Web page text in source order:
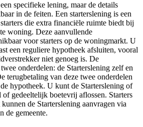
specifieke lening, maar de details
in de feiten. Een starterslening is een
die extra financiële ruimte biedt bij
woning. Deze aanvullende
voor starters op de woningmarkt. U
een reguliere hypotheek afsluiten, vooral
niet genoeg is. De
onderdelen: de Starterslening zelf en
terugbetaling van deze twee onderdelen
hypotheek. U kunt de Starterslening of
gedeeltelijk boetevrij aflossen. Starters
de Starterslening aanvragen via
de gemeente.